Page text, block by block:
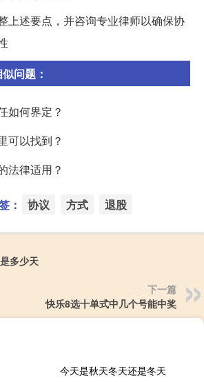
上述要点，并咨询专业律师以确保协
问题：
如何界定？
可以找到？
法律适用？
： 协议 方式 退股
多少天
下一篇
快乐8选十单式中几个号能中奖
今天是秋天冬天还是冬天